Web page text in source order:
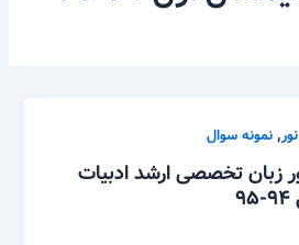
,نمونه سوال
زبان تخصصی ارشد ادبیات